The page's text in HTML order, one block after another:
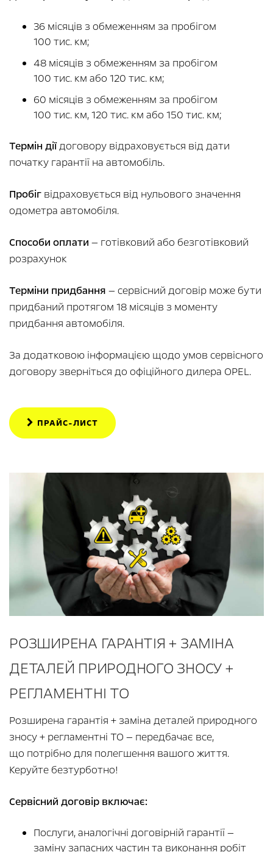
36 місяців з обмеженням за пробігом
100 тис. км;
48 місяців з обмеженням за пробігом
100 тис. км або 120 тис. км;
60 місяців з обмеженням за пробігом
100 тис. км, 120 тис. км або 150 тис. км;
Термін діїдоговору відраховується від дати
початку гарантії на автомобіль.
Пробіг відраховується від нульового значення
одометра автомобіля.
Способи оплати — готівковий або безготівковий
розрахунок
Терміни придбання — сервісний договір може бути
придбаний протягом 18 місяців з моменту
придбання автомобіля.
За додатковою інформацією щодо умов сервісного
договору зверніться до офіційного дилера OPEL.
ПРАЙС-ЛИСТ
РОЗШИРЕНА ГАРАНТІЯ + ЗАМІНА
ДЕТАЛЕЙ ПРИРОДНОГО ЗНОСУ +
РЕГЛАМЕНТНІ ТО
Розширена гарантія + заміна деталей природного
зносу + регламентні ТО — передбачає все,
що потрібно для полегшення вашого життя.
Керуйте безтурботно!
Сервісний договір включає:
Послуги, аналогічні договірній гарантії —
заміну запасних частин та виконання робіт